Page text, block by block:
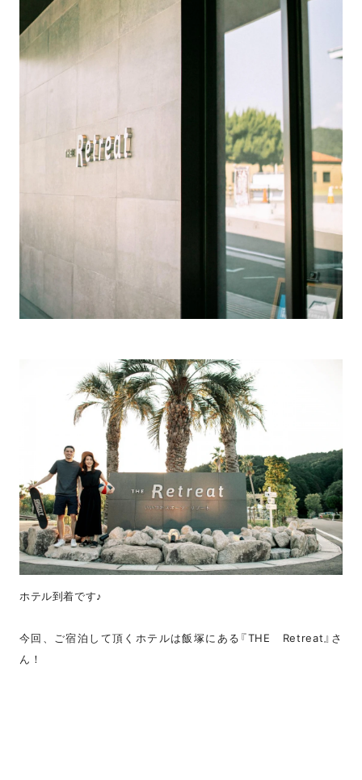
ホテル到着です♪
今回、ご宿泊して頂くホテルは飯塚にある『THE Retreat』さ
ん！